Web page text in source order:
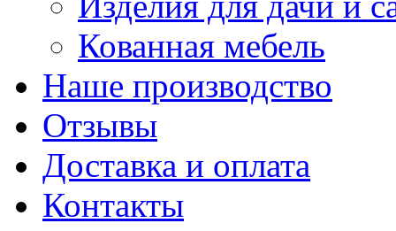
Кованная мебель
Наше производство
Отзывы
Доставка и оплата
Контакты